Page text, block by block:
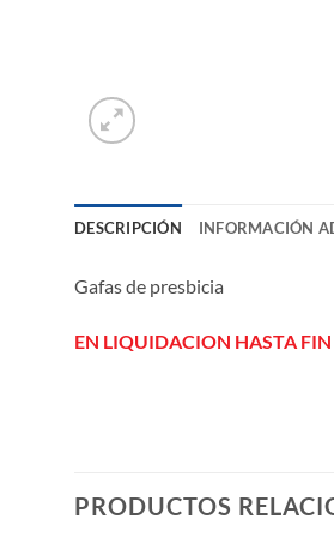
DESCRIPCIÓN INFORMACIÓN
Gafas de presbicia
EN LIQUIDACION HASTA
PRODUCTOS